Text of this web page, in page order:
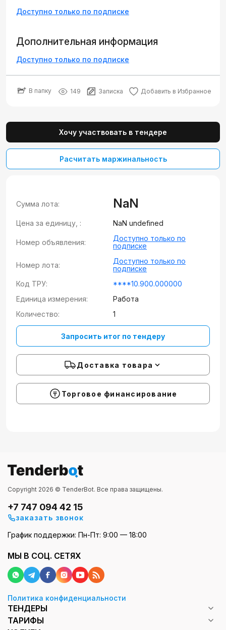
Доступно только по подписке
Дополнительная информация
Доступно только по подписке
В папку 149 Записка Добавить в Избранное
Хочу участвовать в тендере
Расчитать маржинальность
Сумма лота: NaN
Цена за единицу, : NaN undefined
Номер объявления:
Доступно только по
подписке
Номер лота:
Доступно только по
подписке
Код ТРУ:
****10.900.000000
Единица измерения:
Работа
Количество:
1
Запросить итог по тендеру
Доставка товара
Торговое финансирование
Copyright 2026 © TenderBot. Все права защищены.
+7 747 094 42 15
заказать звонок
График поддержки: Пн-Пт: 9:00 — 18:00
МЫ В СОЦ. СЕТЯХ
Политика конфиденциальности
ТЕНДЕРЫ
ТАРИФЫ